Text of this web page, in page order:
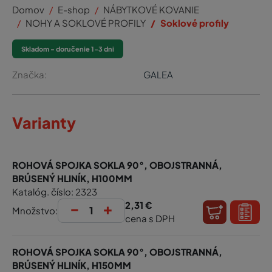
Domov E-shop
NÁBYTKOVÉ KOVANIE
NOHY A SOKLOVÉ PROFILY
Soklové profily
Skladom - doručenie 1-3 dni
Značka: GALEA
Varianty
ROHOVÁ SPOJKA SOKLA 90°, OBOJSTRANNÁ,
BRÚSENÝ HLINÍK, H100MM
Katalóg. číslo: 2323
Množstvo:
- +
2,31 €
cena s DPH
ROHOVÁ SPOJKA SOKLA 90°, OBOJSTRANNÁ,
BRÚSENÝ HLINÍK, H150MM